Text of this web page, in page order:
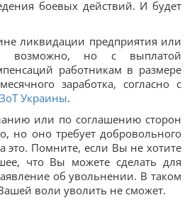
боевых действий. И будет
ликвидации предприятия или
возможно, но с выплатой
работникам в размере
заработка, согласно с
Украины.
или по соглашению сторон
но оно требует добровольного
это. Помните, если Вы не хотите
что Вы можете сделать для
об увольнении. В таком
воли уволить не сможет.